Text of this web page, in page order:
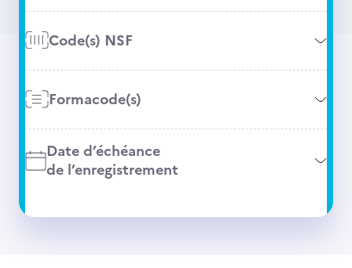
Code(s) NSF
Formacode(s)
Date d’échéance
de l’enregistrement